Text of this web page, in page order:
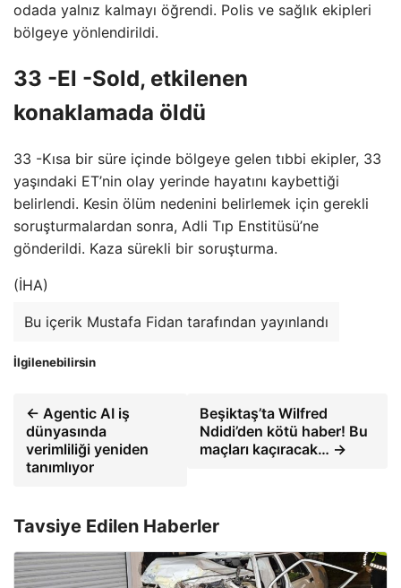
odada yalnız kalmayı öğrendi. Polis ve sağlık ekipleri
bölgeye yönlendirildi.
33 -El -Sold, etkilenen
konaklamada öldü
33 -Kısa bir süre içinde bölgeye gelen tıbbi ekipler, 33
yaşındaki ET’nin olay yerinde hayatını kaybettiği
belirlendi. Kesin ölüm nedenini belirlemek için gerekli
soruşturmalardan sonra, Adli Tıp Enstitüsü’ne
gönderildi. Kaza sürekli bir soruşturma.
(İHA)
Bu içerik Mustafa Fidan tarafından yayınlandı
İlgilenebilirsin
← Agentic AI iş
dünyasında
verimliliği yeniden
tanımlıyor
Beşiktaş’ta Wilfred
Ndidi’den kötü haber! Bu
maçları kaçıracak… →
Tavsiye Edilen Haberler